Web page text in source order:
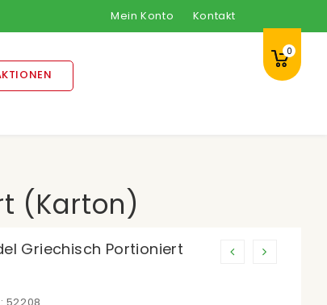
Mein Konto Kontakt
0
(Karton)
Griechisch Portioniert